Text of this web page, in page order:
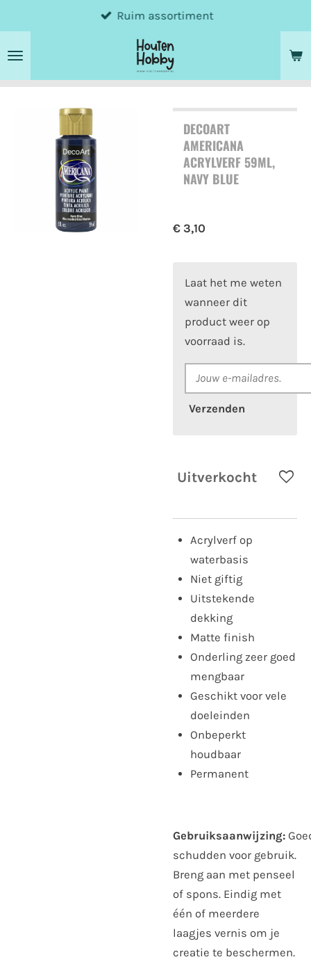
direct
naar
Ruim assortiment
DECOART
AMERICANA
ACRYLVERF 59ML,
NAVY BLUE
€ 3,10
Laat het me weten
wanneer dit
product weer op
voorraad is.
Verzenden
Uitverkocht
Acrylverf op
waterbasis
Niet giftig
Uitstekende
dekking
Matte finish
Onderling zeer goed
mengbaar
Geschikt voor vele
doeleinden
Onbeperkt
houdbaar
Permanent
Gebruiksaanwijzing:
schudden voor gebruik.
Breng aan met penseel
of spons. Eindig met
één of meerdere
laagjes vernis om je
creatie te beschermen.